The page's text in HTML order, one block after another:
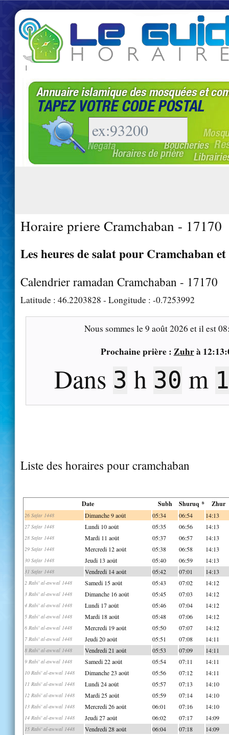
|
Horaire priere Cramchaban - 17170
Les heures de salat pour Cramchaban et
Calendrier ramadan Cramchaban - 17170
Latitude : 46.2203828 - Longitude : -0.7253992
Nous sommes le9 août 2026 et il est
Prochaine prière : Zuhrà
Dans 3 h 30 m
Liste des horaires pour cramchaban
Date Subh Shuruq * Zhur
26 Safar 1448 Dimanche 9 août 05:34 06:54 14:13
27 Safar 1448 Lundi 10 août 05:35 06:56 14:13
28 Safar 1448 Mardi 11 août 05:37 06:57 14:13
29 Safar 1448 Mercredi 12 août 05:38 06:58 14:13
30 Safar 1448 Jeudi 13 août 05:40 06:59 14:13
31 Safar 1448 Vendredi 14 août 05:42 07:01 14:13
2 Rabi' al-awwal 1448 Samedi 15 août 05:43 07:02 14:12
3 Rabi' al-awwal 1448 Dimanche 16 août 05:45 07:03 14:12
4 Rabi' al-awwal 1448 Lundi 17 août 05:46 07:04 14:12
5 Rabi' al-awwal 1448 Mardi 18 août 05:48 07:06 14:12
6 Rabi' al-awwal 1448 Mercredi 19 août 05:50 07:07 14:12
7 Rabi' al-awwal 1448 Jeudi 20 août 05:51 07:08 14:11
8 Rabi' al-awwal 1448 Vendredi 21 août 05:53 07:09 14:11
9 Rabi' al-awwal 1448 Samedi 22 août 05:54 07:11 14:11
10 Rabi' al-awwal 1448 Dimanche 23 août 05:56 07:12 14:11
11 Rabi' al-awwal 1448 Lundi 24 août 05:57 07:13 14:10
12 Rabi' al-awwal 1448 Mardi 25 août 05:59 07:14 14:10
13 Rabi' al-awwal 1448 Mercredi 26 août 06:01 07:16 14:10
14 Rabi' al-awwal 1448 Jeudi 27 août 06:02 07:17 14:09
15 Rabi' al-awwal 1448 Vendredi 28 août 06:04 07:18 14:09